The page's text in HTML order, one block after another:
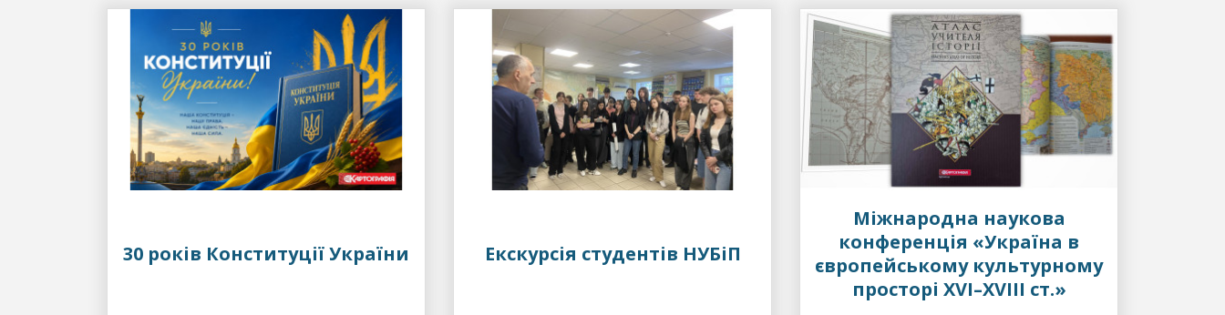
30 років Конституції України Екскурсія студентів НУБіП
Міжнародна наукова
конференція «Україна в
європейському культурному
просторі XVI–XVIII ст.»